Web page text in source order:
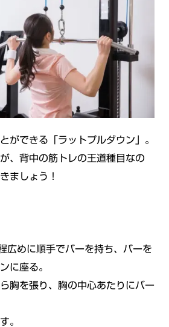
ができる「ラットプルダウン」。
、背中の筋トレの王道種目なの
ましょう！
めに順手でバーを持ち、バーを
に座る。
胸を張り、胸の中心あたりにバー
。